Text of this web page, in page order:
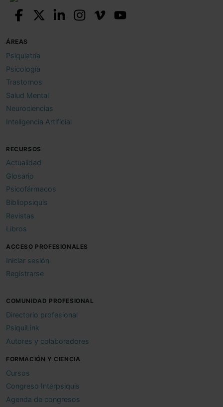
ÁREAS
Psiquiatría
Psicología
Trastornos
Salud Mental
Neurociencias
Inteligencia Artificial
RECURSOS
Actualidad
Glosario
Psicofármacos
Bibliopsiquis
Revistas
Libros
ACCESO PROFESIONALES
Iniciar sesión
Registrarse
COMUNIDAD PROFESIONAL
Directorio profesional
PsiquiLink
Autores y colaboradores
FORMACIÓN Y CIENCIA
Cursos
Congreso Interpsiquis
Agenda de congresos